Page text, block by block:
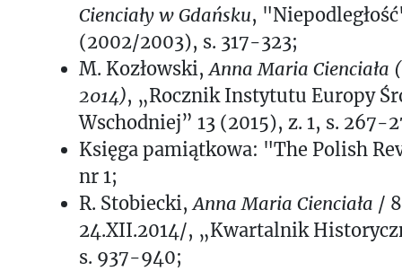
Cienciały w Gdańsku,
(2002/2003), s. 317-323;
M. Kozłowski, Anna Maria Cienciała
2014), „Rocznik Instytutu Europy
Wschodniej” 13 (2015), z. 1, s. 267-
Księga pamiątkowa: "The Polish
nr 1;
R. Stobiecki, Anna Maria Cienciała /
24.XII.2014/, „Kwartalnik
s. 937-940;